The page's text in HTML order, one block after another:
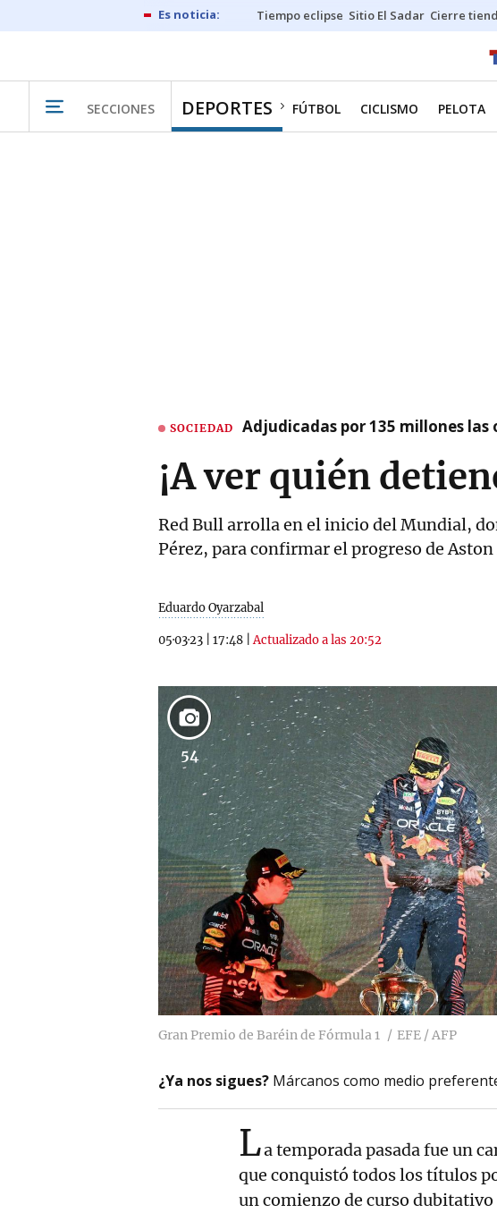
Tiempo eclipse Sitio El Sadar Cierre
SECCIONES DEPORTES FÚTBOL CICLISMO PELOTA
SOCIEDAD Adjudicadas por 135 millones
¡A ver quién
Red Bull arrolla en el inicio del Mundial,
Pérez, para confirmar el progreso de
Eduardo Oyarzabal
05·03·23 17:48 |Actualizado a las 20:52
54
Gran Premio de Baréin de Fórmula 1 EFE / AFP
¿Ya nos sigues? Márcanos como medio
La temporada pasada fue un
que conquistó todos los títulos
un comienzo de curso